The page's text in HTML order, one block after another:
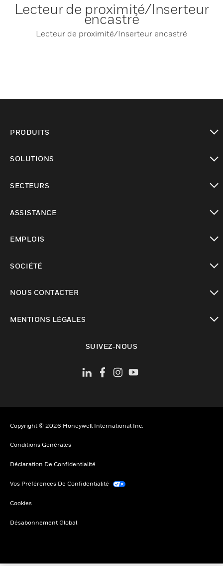
Lecteur de proximité/Inserteur
encastré
Lecteur de proximité/Inserteur encastré
PRODUITS
SOLUTIONS
SECTEURS
ASSISTANCE
EMPLOIS
SOCIÉTÉ
NOUS CONTACTER
MENTIONS LÉGALES
SUIVEZ-NOUS
Copyright © 2026 Honeywell International Inc.
Conditions Générales
Déclaration De Confidentialité
Vos Préférences De Confidentialité
Cookies
Désabonnement Global